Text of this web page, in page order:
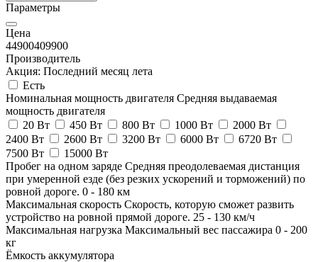
Параметры
Цена
44900409900
Производитель
Акция: Последний месяц лета
Есть
Номинальная мощность двигателя Средняя выдаваемая
мощность двигателя
20 Вт
450 Вт 800 Вт 1000 Вт
2000 Вт
2400 Вт
2600 Вт 3200 Вт 6000 Вт
6720 Вт
7500 Вт
15000 Вт
Пробег на одном заряде Средняя преодолеваемая дистанция
при умеренной езде (без резких ускорений и торможений) по
ровной дороге. 0 - 180 км
Максимальная скорость Скорость, которую сможет развить
устройство на ровной прямой дороге. 25 - 130 км/ч
Максимальная нагрузка Максимальный вес пассажира 0 - 200
кг
Ёмкость аккумулятора